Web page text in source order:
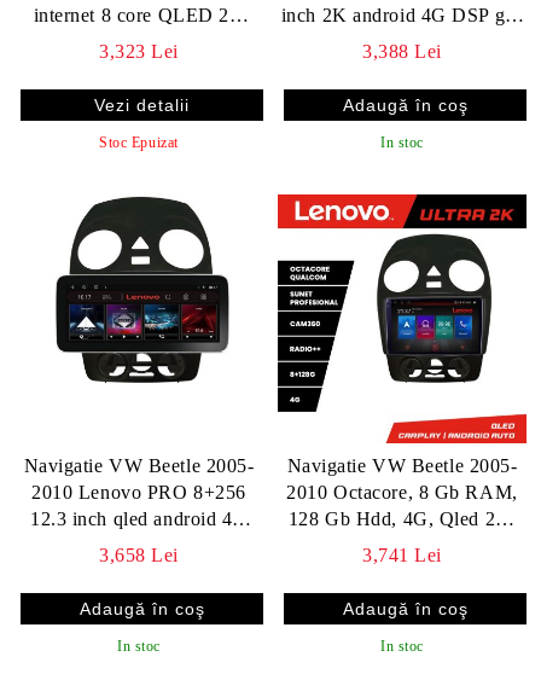
internet 8 core QLED 2K
8+256 360 Lenovo
3,323 Lei
Vezi detalii
Stoc Epuizat
inch 2K android 4G DSP gps
internet KIT-beetle-old
3,388 Lei
In stoc
Navigatie VW Beetle 2005-
2010 Lenovo PRO 8+256
12.3 inch qled android 4G
DSP gps internet KIT-beetle-
3,658 Lei
In stoc
Navigatie VW Beetle 2005-
2010 Octacore, 8 Gb RAM,
128 Gb Hdd, 4G, Qled 2K,
DSP, Carplay AA,
3,741 Lei
In stoc